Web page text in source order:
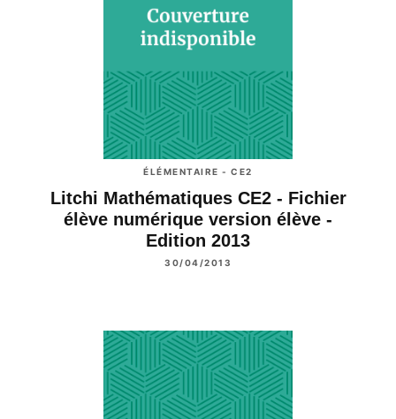
ÉLÉMENTAIRE - CE2
Litchi Mathématiques CE2 - Fichier
élève numérique version élève -
Edition 2013
30/04/2013